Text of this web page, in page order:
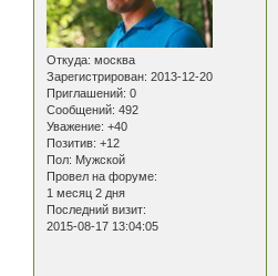
Откуда: москва
Зарегистрирован: 2013-12-20
Приглашений: 0
Сообщений: 492
Уважение: +40
Позитив: +12
Пол: Мужской
Провел на форуме:
1 месяц 2 дня
Последний визит:
2015-08-17 13:04:05